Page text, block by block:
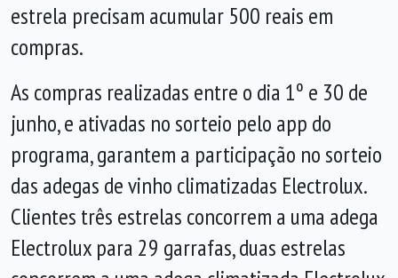
estrela precisam acumular 500 reais em
compras.
As compras realizadas entre o dia 1º e 30 de
junho, e ativadas no sorteio pelo app do
programa, garantem a participação no sorteio
das adegas de vinho climatizadas Electrolux.
Clientes três estrelas concorrem a uma adega
Electrolux para 29 garrafas, duas estrelas